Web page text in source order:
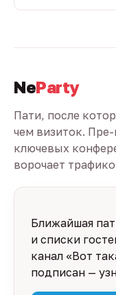
NeParty
Пати, после
чем визиток.
ключевых
ворочает
Ближайшая
и списки
канал «Вот
подписан —